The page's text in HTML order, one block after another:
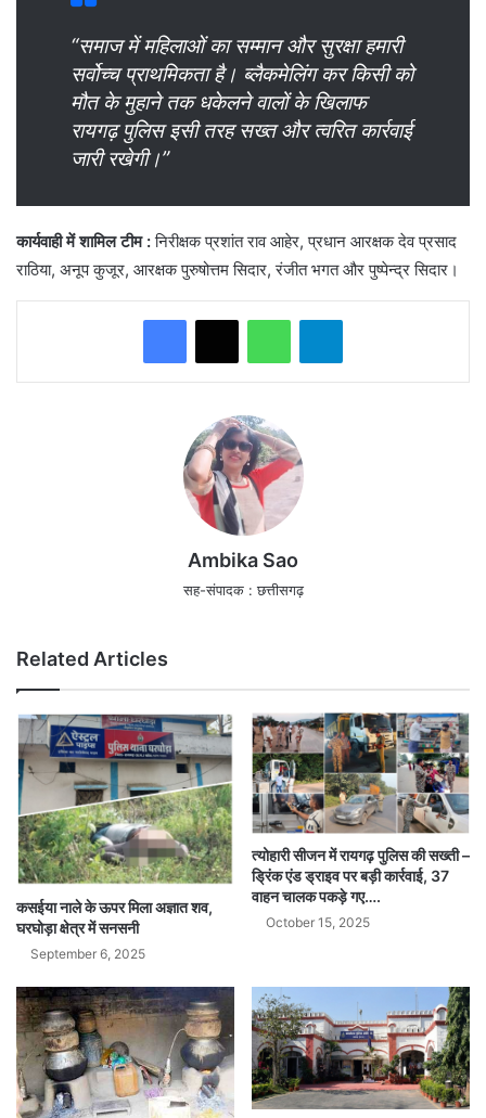
“समाज में महिलाओं का सम्मान और सुरक्षा हमारी
सर्वोच्च प्राथमिकता है। ब्लैकमेलिंग कर किसी को
मौत के मुहाने तक धकेलने वालों के खिलाफ
रायगढ़ पुलिस इसी तरह सख्त और त्वरित कार्रवाई
जारी रखेगी।”
कार्यवाही में शामिल टीम :निरीक्षक प्रशांत राव आहेर, प्रधान आरक्षक देव प्रसाद
राठिया, अनूप कुजूर, आरक्षक पुरुषोत्तम सिदार, रंजीत भगत और पुष्पेन्द्र सिदार।
WhatsAppTelegram
Ambika Sao
सह-संपादक : छत्तीसगढ़
Related Articles
कसईया नाले के ऊपर मिला अज्ञात शव,
घरघोड़ा क्षेत्र में सनसनी
September 6, 2025
त्योहारी सीजन में रायगढ़ पुलिस की सख्ती –
ड्रिंक एंड ड्राइव पर बड़ी कार्रवाई, 37
वाहन चालक पकड़े गए….
October 15, 2025